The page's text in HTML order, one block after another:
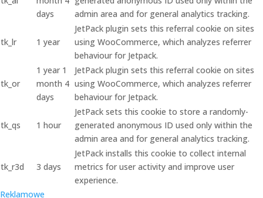
days
admin area and for general analytics tracking.
tk_lr 1 year
JetPack plugin sets this referral cookie on sites
using WooCommerce, which analyzes referrer
behaviour for Jetpack.
tk_or
1 year 1
month 4
days
JetPack plugin sets this referral cookie on sites
using WooCommerce, which analyzes referrer
behaviour for Jetpack.
tk_qs 1 hour
JetPack sets this cookie to store a randomly-
generated anonymous ID used only within the
admin area and for general analytics tracking.
tk_r3d 3 days
JetPack installs this cookie to collect internal
metrics for user activity and improve user
experience.
Reklamowe